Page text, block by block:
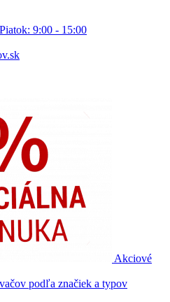
9:00 - 15:00
Akciové